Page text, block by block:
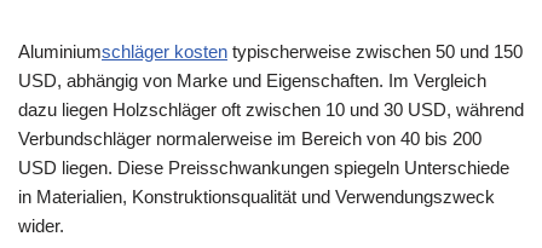
Aluminiumschläger kosten typischerweise zwischen 50 und 150
USD, abhängig von Marke und Eigenschaften. Im Vergleich
dazu liegen Holzschläger oft zwischen 10 und 30 USD, während
Verbundschläger normalerweise im Bereich von 40 bis 200
USD liegen. Diese Preisschwankungen spiegeln Unterschiede
in Materialien, Konstruktionsqualität und Verwendungszweck
wider.